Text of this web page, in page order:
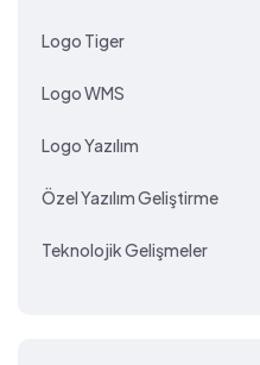
Logo Tiger
Logo WMS
Logo Yazılım
Özel Yazılım Geliştirme
Teknolojik Gelişmeler